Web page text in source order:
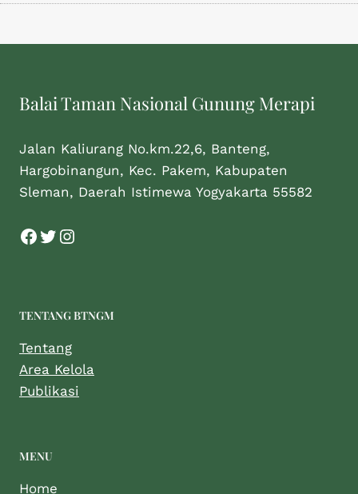
Balai Taman Nasional Gunung Merapi
Jalan Kaliurang No.km.22,6, Banteng,
Hargobinangun, Kec. Pakem, Kabupaten
Sleman, Daerah Istimewa Yogyakarta 55582
TENTANG BTNGM
Tentang
Area Kelola
Publikasi
MENU
Home